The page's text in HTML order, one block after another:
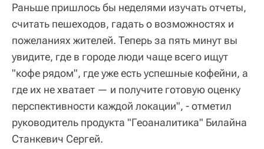
Раньше пришлось бы неделями изучать отчеты,
считать пешеходов, гадать о возможностях и
пожеланиях жителей. Теперь за пять минут вы
увидите, где в городе люди чаще всего ищут
"кофе рядом", где уже есть успешные кофейни, а
где их не хватает — и получите готовую оценку
перспективности каждой локации", - отметил
руководитель продукта "Геоаналитика" Билайна
Станкевич Сергей.